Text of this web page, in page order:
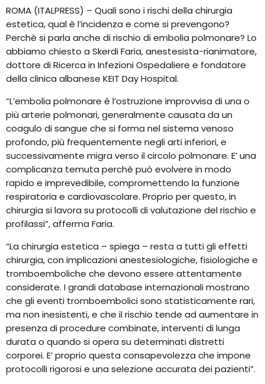
ROMA (ITALPRESS) – Quali sono i rischi della chirurgia
estetica, qual è l’incidenza e come si prevengono?
Perchè si parla anche di rischio di embolia polmonare? Lo
abbiamo chiesto a Skerdi Faria, anestesista-rianimatore,
dottore di Ricerca in Infezioni Ospedaliere e fondatore
della clinica albanese KEIT Day Hospital.
“L’embolia polmonare è l’ostruzione improvvisa di una o
più arterie polmonari, generalmente causata da un
coagulo di sangue che si forma nel sistema venoso
profondo, più frequentemente negli arti inferiori, e
successivamente migra verso il circolo polmonare. E’ una
complicanza temuta perchè può evolvere in modo
rapido e imprevedibile, compromettendo la funzione
respiratoria e cardiovascolare. Proprio per questo, in
chirurgia si lavora su protocolli di valutazione del rischio e
profilassi”, afferma Faria.
“La chirurgia estetica – spiega – resta a tutti gli effetti
chirurgia, con implicazioni anestesiologiche, fisiologiche e
tromboemboliche che devono essere attentamente
considerate. I grandi database internazionali mostrano
che gli eventi tromboembolici sono statisticamente rari,
ma non inesistenti, e che il rischio tende ad aumentare in
presenza di procedure combinate, interventi di lunga
durata o quando si opera su determinati distretti
corporei. E’ proprio questa consapevolezza che impone
protocolli rigorosi e una selezione accurata dei pazienti”.